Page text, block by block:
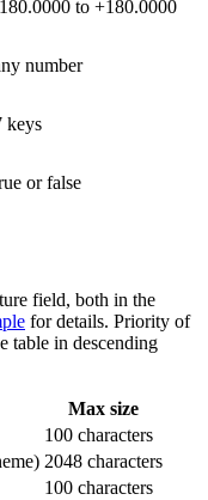
to +180.0000
number
keys
or false
field, both in the
for details. Priority of
table in descending
Max size
100 characters
2048 characters
100 characters